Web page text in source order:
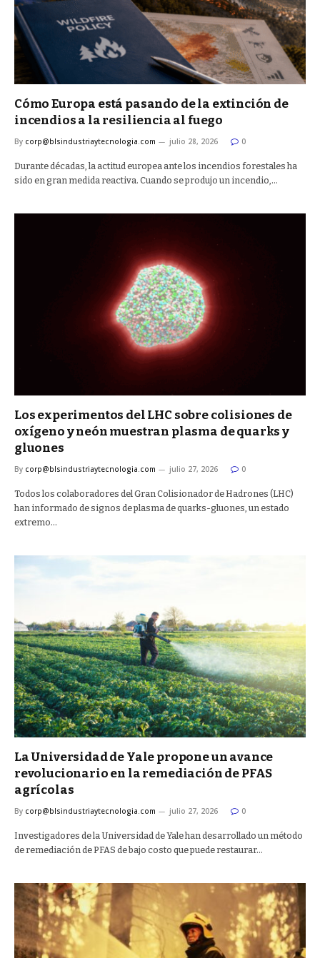
Cómo Europa está pasando de la extinción de
incendios a la resiliencia al fuego
By corp@blsindustriaytecnologia.com julio 28, 2026 0
Durante décadas, la actitud europea ante los incendios forestales ha
sido en gran medida reactiva. Cuando se produjo un incendio,…
Los experimentos del LHC sobre colisiones de
oxígeno y neón muestran plasma de quarks y
gluones
By corp@blsindustriaytecnologia.com julio 27, 2026 0
Todos los colaboradores del Gran Colisionador de Hadrones (LHC)
han informado de signos de plasma de quarks-gluones, un estado
extremo…
La Universidad de Yale propone un avance
revolucionario en la remediación de PFAS
agrícolas
By corp@blsindustriaytecnologia.com julio 27, 2026 0
Investigadores de la Universidad de Yale han desarrollado un método
de remediación de PFAS de bajo costo que puede restaurar…